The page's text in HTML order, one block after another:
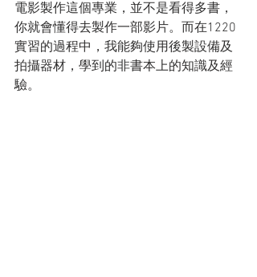
電影製作這個專業，並不是看得多書，
你就會懂得去製作一部影片。而在1220
實習的過程中，我能夠使用後製設備及
拍攝器材，學到的非書本上的知識及經
驗。